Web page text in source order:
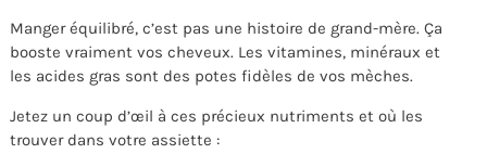
Manger équilibré, c’est pas une histoire de grand-mère. Ça
booste vraiment vos cheveux. Les vitamines, minéraux et
les acides gras sont des potes fidèles de vos mèches.
Jetez un coup d’œil à ces précieux nutriments et où les
trouver dans votre assiette :